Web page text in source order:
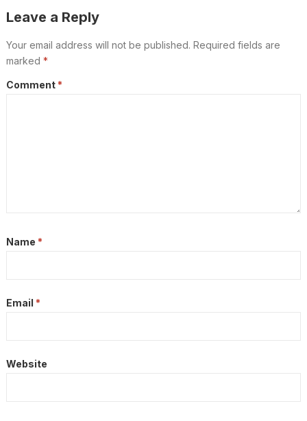
Leave a Reply
Your email address will not be published. Required fields are
marked *
Comment *
Name *
Email *
Website